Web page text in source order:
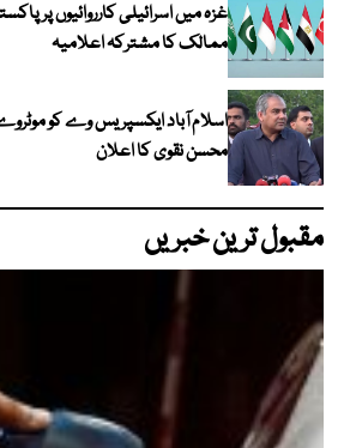
ممالک کا مشترکہ اعلامیہ
اسلام آباد ایکسپریس وے کو
محسن نقوی کا اعلان
مقبول ترین خبریں